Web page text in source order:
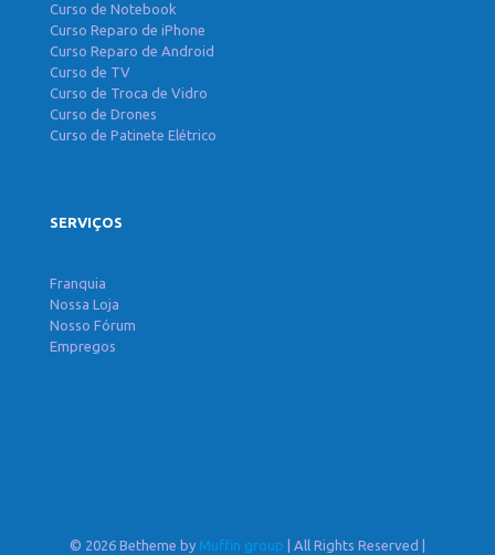
Curso de Notebook
Curso Reparo de iPhone
Curso Reparo de Android
Curso de TV
Curso de Troca de Vidro
Curso de Drones
Curso de Patinete Elétrico
SERVIÇOS
Franquia
Nossa Loja
Nosso Fórum
Empregos
© 2026 Betheme by Muffin group | All Rights Reserved |